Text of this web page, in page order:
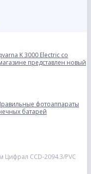
K 3000 Electric со
представлен новый
фотоаппараты
батарей
Цифрал CCD-2094.3/PVС